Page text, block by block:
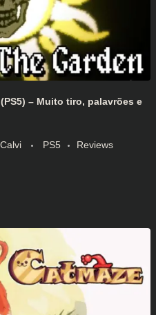
– Muito tiro, palavrões e
PS5 Reviews